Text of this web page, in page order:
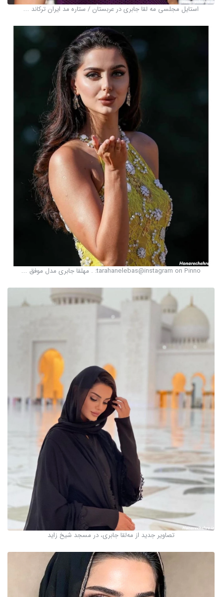
استایل مجلسی مه لقا جابری در عربستان / ستاره مد ایران ترکاند ...
tarahanelebas@instagram on Pinno: . مهلقا جابری مدل موفق ...
تصاویر جدید از مه‌لقا جابری، در مسجد شیخ زاید